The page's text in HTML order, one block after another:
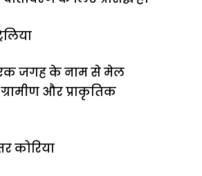
एक जगह के नाम से मेल
और प्राकृतिक
कोरिया